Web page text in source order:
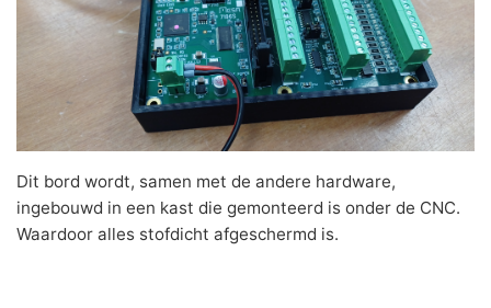
Dit bord wordt, samen met de andere hardware,
ingebouwd in een kast die gemonteerd is onder de CNC.
Waardoor alles stofdicht afgeschermd is.